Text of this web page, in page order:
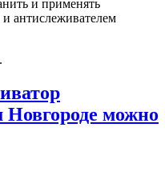
и применять
антислеживателем
можно